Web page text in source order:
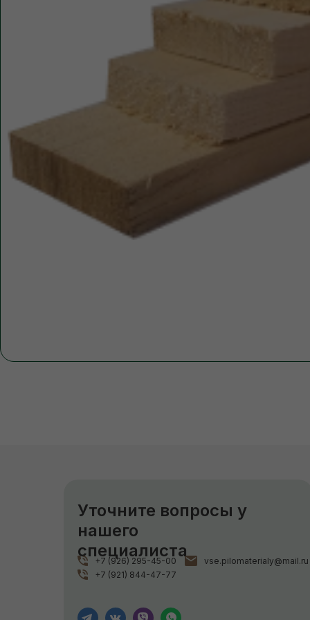
Уточните вопросы у
нашего
специалиста
vse.pilomaterialy@mail.ru
+7 (921) 844-47-77
+7 (926) 295-45-00